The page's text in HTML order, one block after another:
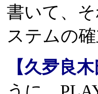
書いて、
ステムの確
【久夛良木